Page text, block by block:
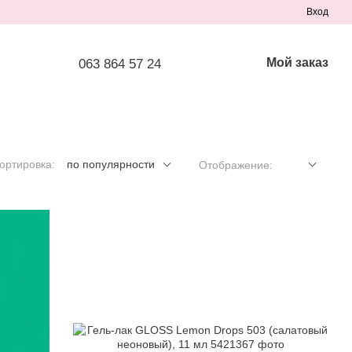
Вход
063 864 57 24 Мой заказ
по популярности Отображение: